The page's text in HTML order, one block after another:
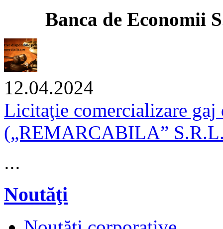
de Economii
12.04.2024
Licitaţie comercializare
(„REMARCABILA”
...
Noutăţi